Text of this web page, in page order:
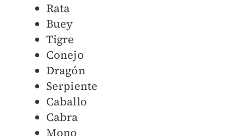
Rata
Buey
Tigre
Conejo
Dragón
Serpiente
Caballo
Cabra
Mono